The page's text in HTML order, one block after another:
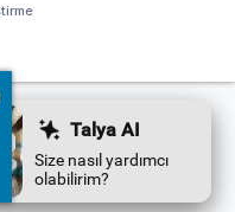
Tüm hakları saklıdır.
hizmetleri